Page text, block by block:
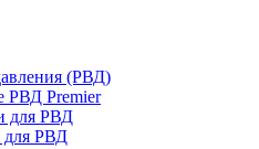
(РВД)
РВД Premier
для РВД
РВД